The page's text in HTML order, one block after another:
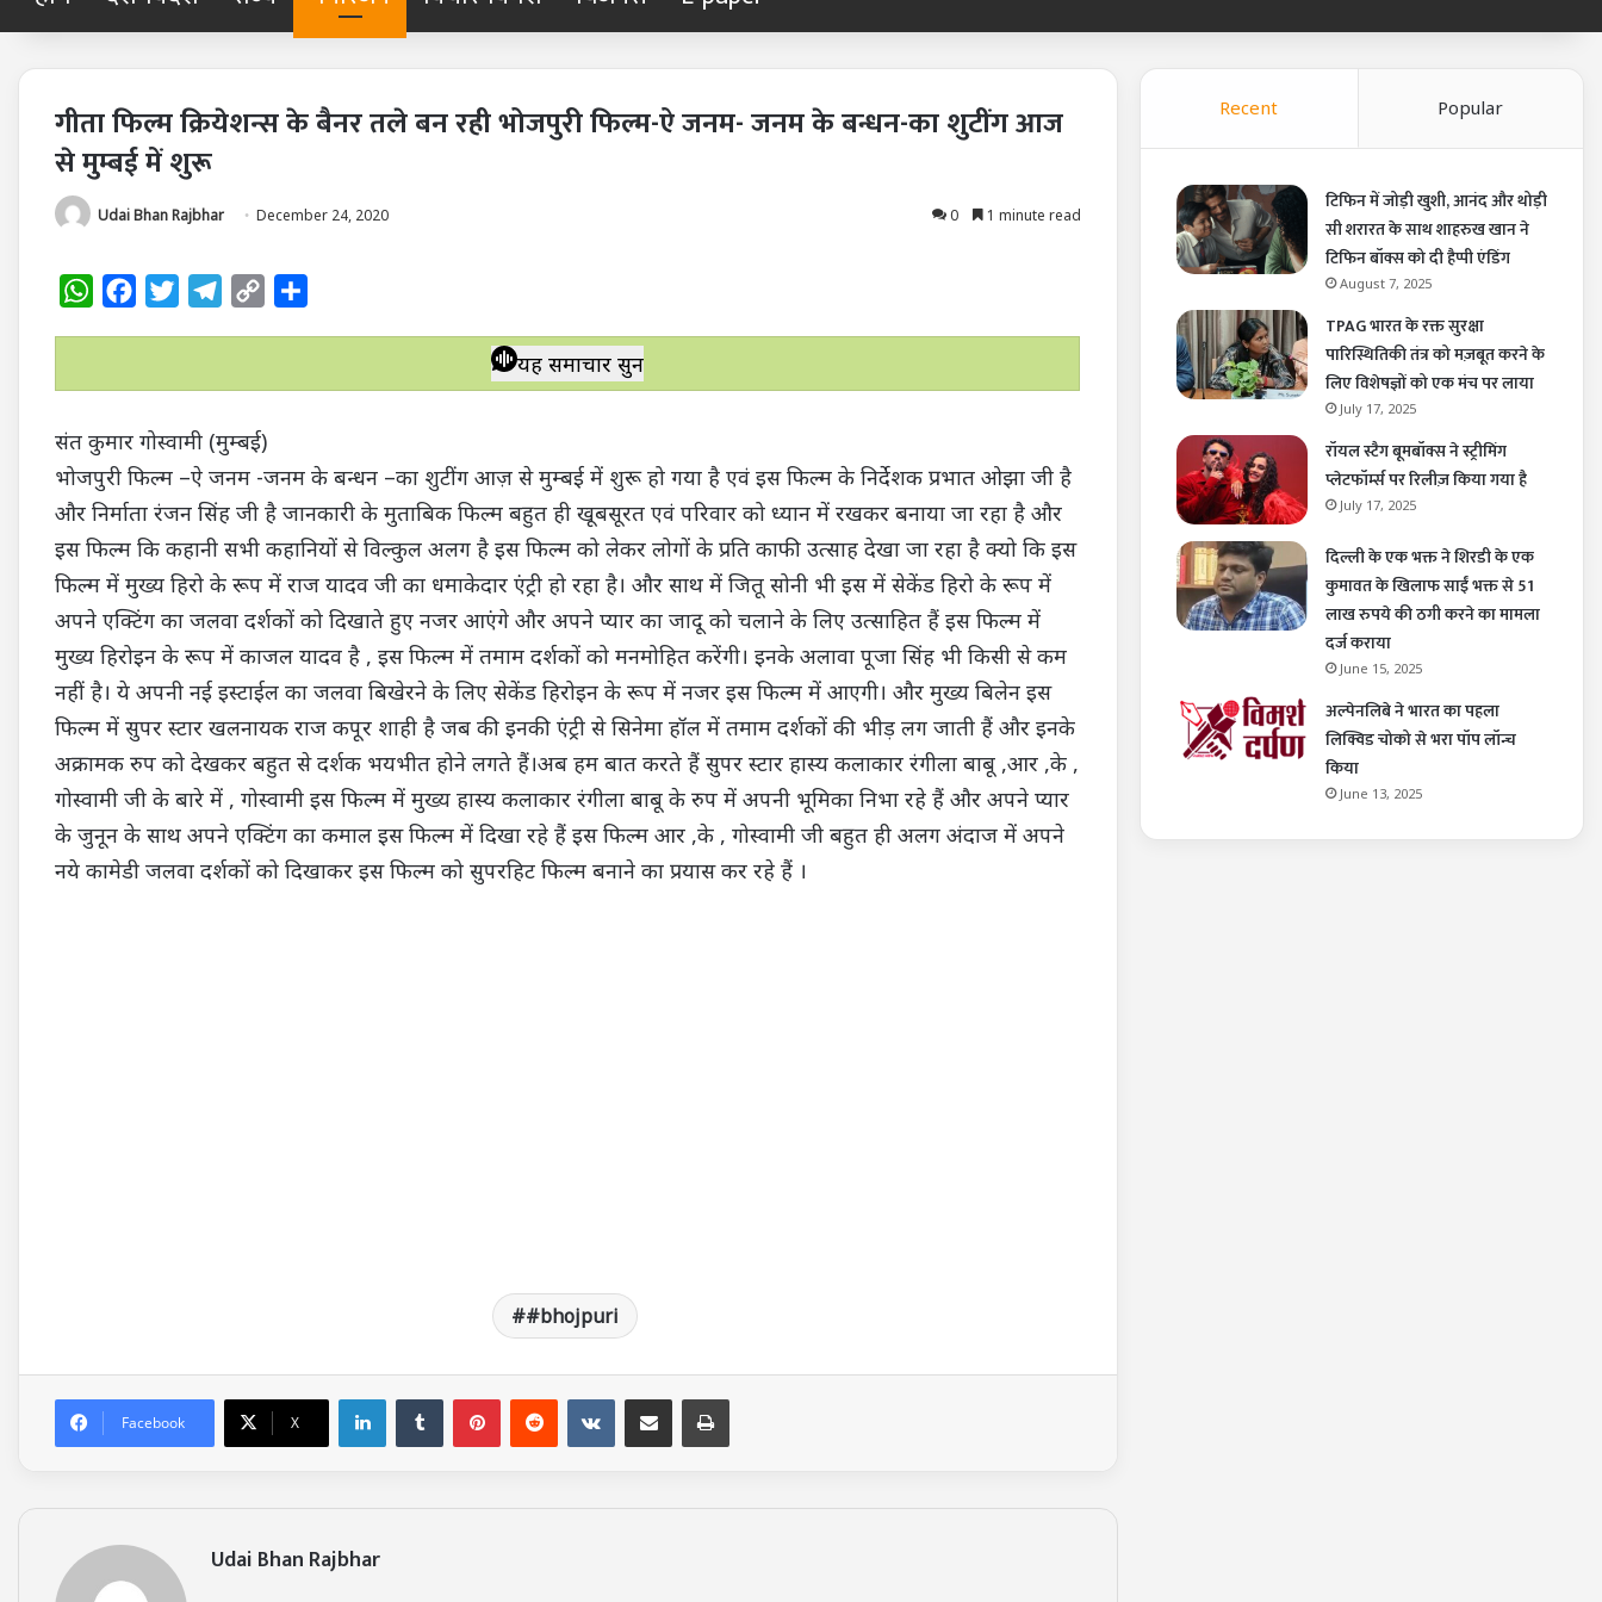
गीता फिल्म क्रियेशन्स के बैनर तले बन रही भोजपुरी फिल्म-ऐ जनम- जनम के बन्धन-का शुटींग आज
से मुम्बई में शुरू
Udai Bhan Rajbhar December 24, 2020 0 1 minute read
W
t
A
p
p
e
o
k
t
e
e
r
a
m
y
i
n
k
r
यह समाचार सुनें
संत कुमार गोस्वामी (मुम्बई)
भोजपुरी फिल्म –ऐ जनम -जनम के बन्धन –का शुटींग आज़ से मुम्बई में शुरू हो गया है एवं इस फिल्म के निर्देशक प्रभात ओझा जी है
और निर्माता रंजन सिंह जी है जानकारी के मुताबिक फिल्म बहुत ही खूबसूरत एवं परिवार को ध्यान में रखकर बनाया जा रहा है और
इस फिल्म कि कहानी सभी कहानियों से विल्कुल अलग है इस फिल्म को लेकर लोगों के प्रति काफी उत्साह देखा जा रहा है क्यो कि इस
फिल्म में मुख्य हिरो के रूप में राज यादव जी का धमाकेदार एंट्री हो रहा है। और साथ में जितू सोनी भी इस में सेकेंड हिरो के रूप में
अपने एक्टिंग का जलवा दर्शकों को दिखाते हुए नजर आएंगे और अपने प्यार का जादू को चलाने के लिए उत्साहित हैं इस फिल्म में
मुख्य हिरोइन के रूप में काजल यादव है , इस फिल्म में तमाम दर्शकों को मनमोहित करेंगी। इनके अलावा पूजा सिंह भी किसी से कम
नहीं है। ये अपनी नई इस्टाईल का जलवा बिखेरने के लिए सेकेंड हिरोइन के रूप में नजर इस फिल्म में आएगी। और मुख्य बिलेन इस
फिल्म में सुपर स्टार खलनायक राज कपूर शाही है जब की इनकी एंट्री से सिनेमा हॉल में तमाम दर्शकों की भीड़ लग जाती हैं और इनके
अक्रामक रुप को देखकर बहुत से दर्शक भयभीत होने लगते हैं।अब हम बात करते हैं सुपर स्टार हास्य कलाकार रंगीला बाबू ,आर ,के ,
गोस्वामी जी के बारे में , गोस्वामी इस फिल्म में मुख्य हास्य कलाकार रंगीला बाबू के रुप में अपनी भूमिका निभा रहे हैं और अपने प्यार
के जुनून के साथ अपने एक्टिंग का कमाल इस फिल्म में दिखा रहे हैं इस फिल्म आर ,के , गोस्वामी जी बहुत ही अलग अंदाज में अपने
नये कामेडी जलवा दर्शकों को दिखाकर इस फिल्म को सुपरहिट फिल्म बनाने का प्रयास कर रहे हैं ।
#bhojpuri
Facebook X
LinkedIn VKontakte
Udai Bhan Rajbhar
Recent Popular
टिफिन में जोड़ी खुशी, आनंद और थोड़ी
सी शरारत के साथ शाहरुख खान ने
टिफिन बॉक्स को दी हैप्पी एंडिंग
August 7, 2025
TPAG भारत के रक्त सुरक्षा
पारिस्थितिकी तंत्र को मज़बूत करने के
लिए विशेषज्ञों को एक मंच पर लाया
July 17, 2025
रॉयल स्टैग बूमबॉक्स ने स्ट्रीमिंग
प्लेटफॉर्म्स पर रिलीज़ किया गया है
July 17, 2025
दिल्ली के एक भक्त ने शिरडी के एक
कुमावत के खिलाफ साईं भक्त से 51
लाख रुपये की ठगी करने का मामला
दर्ज कराया
June 15, 2025
अल्पेनलिबे ने भारत का पहला
लिक्विड चोको से भरा पॉप लॉन्च
किया
June 13, 2025